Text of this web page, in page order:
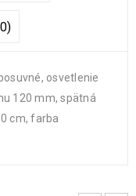
osvetlenie
120 mm, spätná
cm, farba